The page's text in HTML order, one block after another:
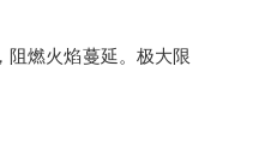
阻燃火焰蔓延。极大限